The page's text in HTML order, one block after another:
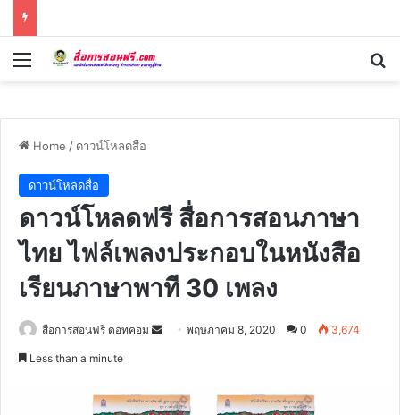
Menu
Home / ดาวน์โหลดสื่อ
ดาวน์โหลดสื่อ
ดาวน์โหลดฟรี สื่อการสอนภาษา
ไทย ไฟล์เพลงประกอบในหนังสือ
เรียนภาษาพาที 30 เพลง
สื่อการสอนฟรี ดอทคอม
Sendพฤษภาคม 8, 2020 0 3,674
Less than a minute